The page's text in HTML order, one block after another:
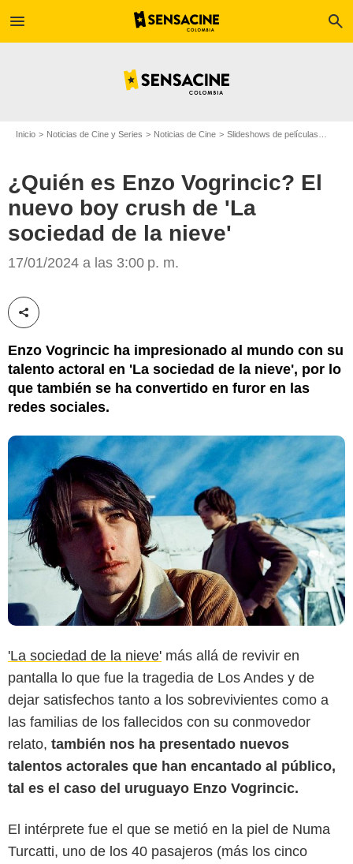
menu search
Inicio Noticias de Cine y Series Noticias de Cine Slideshows de películas
¿Quién es Enzo Vogrincic? El
nuevo boy crush de 'La
sociedad de la nieve'
17/01/2024 a las 3:00 p. m.
Compartir esta noticia
Enzo Vogrincic ha impresionado al mundo con su
talento actoral en 'La sociedad de la nieve', por lo
que también se ha convertido en furor en las
redes sociales.
'La sociedad de la nieve' más allá de revivir en
pantalla lo que fue la tragedia de Los Andes y de
dejar satisfechos tanto a los sobrevivientes como a
las familias de los fallecidos con su conmovedor
relato, también nos ha presentado nuevos
talentos actorales que han encantado al público,
tal es el caso del uruguayo Enzo Vogrincic.
El intérprete fue el que se metió en la piel de Numa
Turcatti, uno de los 40 pasajeros (más los cinco
Instagram @vogrincicenzo